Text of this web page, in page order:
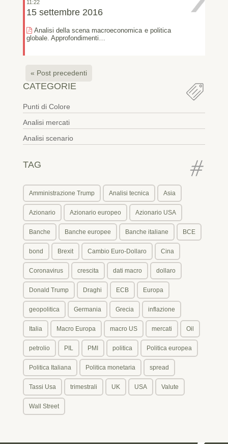
11:22
15 settembre 2016
Analisi della scena macroeconomica e politica
globale. Approfondimenti…
« Post precedenti
CATEGORIE
Punti di Colore
Analisi mercati
Analisi scenario
TAG
Amministrazione Trump Analisi tecnica Asia
Azionario Azionario europeo Azionario USA
Banche Banche europee Banche italiane BCE
bond Brexit Cambio Euro-Dollaro Cina
Coronavirus crescita dati macro dollaro
Donald Trump Draghi ECB Europa
geopolitica Germania Grecia inflazione
Italia Macro Europa macro US mercati Oil
petrolio PIL PMI politica Politica europea
Politica Italiana Politica monetaria spread
Tassi Usa trimestrali UK USA Valute
Wall Street